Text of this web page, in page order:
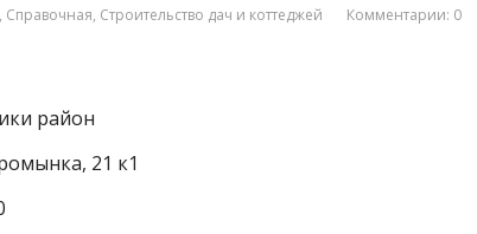
, Справочная, Строительство дач и коттеджей Комментарии: 0
район
21 к1